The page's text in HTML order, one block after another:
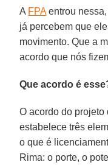
A FPAentrou
já percebem que
movimento. Que a
acordo que nós
Que acordo é
O acordo do
estabelece três
o que é
Rima: o porte, o